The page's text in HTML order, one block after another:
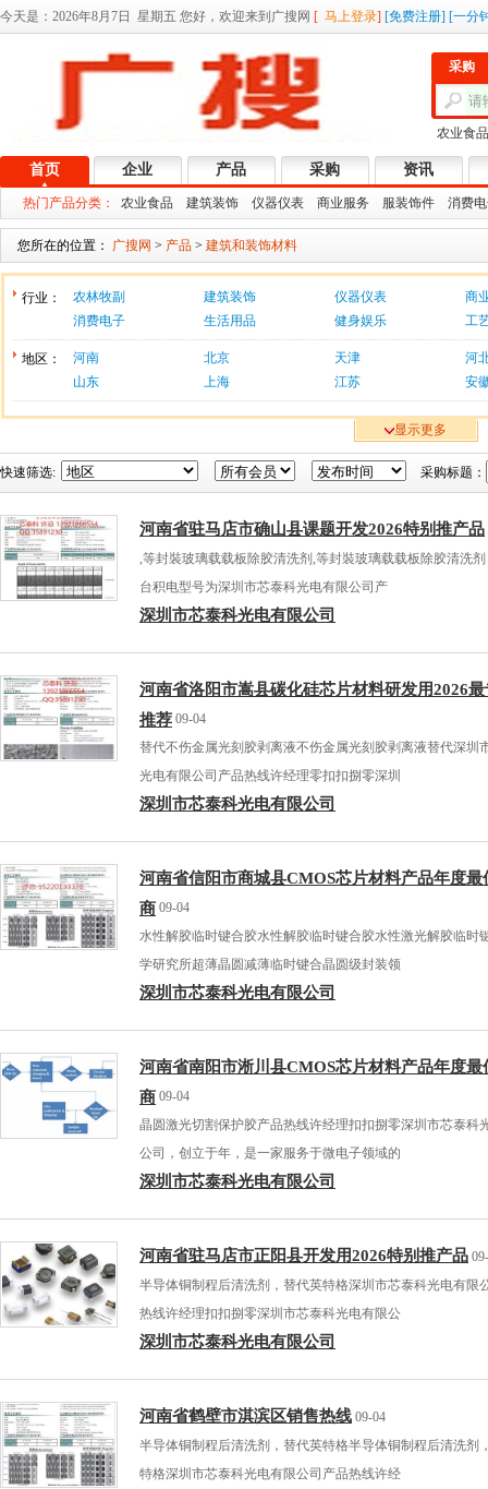
今天是： 2026年8月7日 星期五 您好，欢迎来到广搜网 [ 马上登录] [免费注册] [一分
采购
农业食品
首页 企业 产品 采购 资讯
热门产品分类： 农业食品 建筑装饰 仪器仪表 商业服务 服装饰件 消费
您所在的位置： 广搜网 > 产品 > 建筑和装饰材料
行业： 农林牧副 建筑装饰 仪器仪表
商
消费电子
生活用品 健身娱乐 工
地区： 河南 北京 天津
河
山东
上海 江苏 安
显示更多
快速筛选: 采购标题：
河南省驻马店市确山县课题开发2026特别推产品
,等封裝玻璃载载板除胶清洗剂,等封裝玻璃载载板除胶清洗
台积电型号为深圳市芯泰科光电有限公司产
深圳市芯泰科光电有限公司
河南省洛阳市嵩县碳化硅芯片材料研发用2026
推荐 09-04
替代不伤金属光刻胶剥离液不伤金属光刻胶剥离液替代深圳
光电有限公司产品热线许经理零扣扣捌零深圳
深圳市芯泰科光电有限公司
河南省信阳市商城县CMOS芯片材料产品年度最
商 09-04
水性解胶临时键合胶水性解胶临时键合胶水性激光解胶临时
学研究所超薄晶圆减薄临时键合晶圆级封装领
深圳市芯泰科光电有限公司
河南省南阳市淅川县CMOS芯片材料产品年度最
商 09-04
晶圆激光切割保护胶产品热线许经理扣扣捌零深圳市芯泰科
公司，创立于年，是一家服务于微电子领域的
深圳市芯泰科光电有限公司
河南省驻马店市正阳县开发用2026特别推产品
半导体铜制程后清洗剂，替代英特格深圳市芯泰科光电有限
热线许经理扣扣捌零深圳市芯泰科光电有限公
深圳市芯泰科光电有限公司
河南省鹤壁市淇滨区销售热线 09-04
半导体铜制程后清洗剂，替代英特格半导体铜制程后清洗剂
特格深圳市芯泰科光电有限公司产品热线许经